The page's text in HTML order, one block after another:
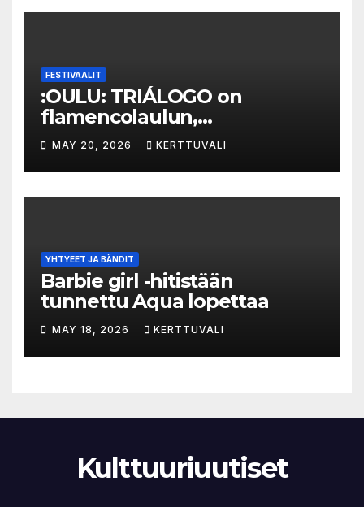
FESTIVAALIT
:OULU: TRIÁLOGO on
flamencolaulun,
elektronisen musiikin ja
hylätyn tilan välinen trialogi
MAY 20, 2026 KERTTUVALI
YHTYEET JA BÄNDIT
Barbie girl -hitistään
tunnettu Aqua lopettaa
MAY 18, 2026 KERTTUVALI
Kulttuuriuutiset